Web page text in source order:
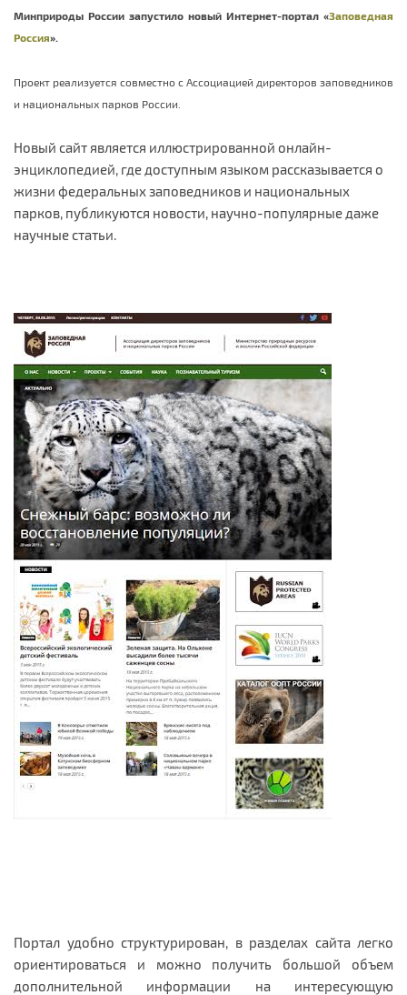
Минприроды России запустило новый Интернет-портал «Заповедная
Россия».
Проект реализуется совместно с Ассоциацией директоров заповедников
и национальных парков России.
Новый сайт является иллюстрированной онлайн-
энциклопедией, где доступным языком рассказывается о
жизни федеральных заповедников и национальных
парков, публикуются новости, научно-популярные даже
научные статьи.
Портал удобно структурирован, в разделах сайта легко
ориентироваться и можно получить большой объем
дополнительной информации на интересующую